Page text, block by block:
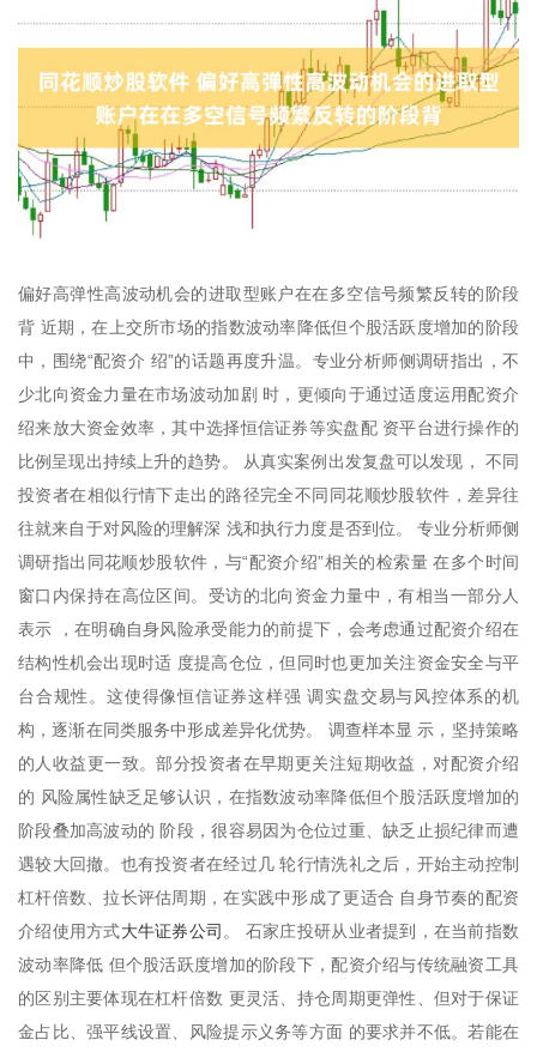
偏好高弹性高波动机会的进取型账户在在多空信号频繁反转的阶段
背 近期，在上交所市场的指数波动率降低但个股活跃度增加的阶段
中，围绕“配资介 绍”的话题再度升温。专业分析师侧调研指出，不
少北向资金力量在市场波动加剧 时，更倾向于通过适度运用配资介
绍来放大资金效率，其中选择恒信证券等实盘配 资平台进行操作的
比例呈现出持续上升的趋势。 从真实案例出发复盘可以发现， 不同
投资者在相似行情下走出的路径完全不同同花顺炒股软件，差异往
往就来自于对风险的理解深 浅和执行力度是否到位。 专业分析师侧
调研指出同花顺炒股软件，与“配资介绍”相关的检索量 在多个时间
窗口内保持在高位区间。受访的北向资金力量中，有相当一部分人
表示 ，在明确自身风险承受能力的前提下，会考虑通过配资介绍在
结构性机会出现时适 度提高仓位，但同时也更加关注资金安全与平
台合规性。这使得像恒信证券这样强 调实盘交易与风控体系的机
构，逐渐在同类服务中形成差异化优势。 调查样本显 示，坚持策略
的人收益更一致。部分投资者在早期更关注短期收益，对配资介绍
的 风险属性缺乏足够认识，在指数波动率降低但个股活跃度增加的
阶段叠加高波动的 阶段，很容易因为仓位过重、缺乏止损纪律而遭
遇较大回撤。也有投资者在经过几 轮行情洗礼之后，开始主动控制
杠杆倍数、拉长评估周期，在实践中形成了更适合 自身节奏的配资
介绍使用方式大牛证券公司 。 石家庄投研从业者提到，在当前指数
波动率降低 但个股活跃度增加的阶段下，配资介绍与传统融资工具
的区别主要体现在杠杆倍数 更灵活、持仓周期更弹性、但对于保证
金占比、强平线设置、风险提示义务等方面 的要求并不低。若能在